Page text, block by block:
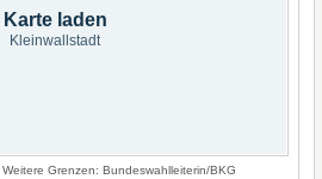
Karte laden
Kleinwallstadt
. Weitere Grenzen: Bundeswahlleiterin/BKG